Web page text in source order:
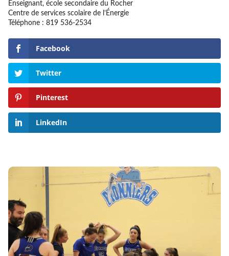
Enseignant, école secondaire du Rocher
Centre de services scolaire de l’Énergie
Téléphone : 819 536-2534
Facebook
Twitter
Pinterest
LinkedIn